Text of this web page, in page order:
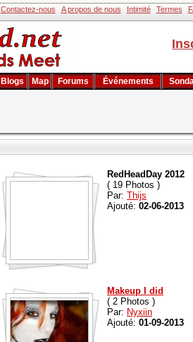
Contactez-nous A propos de nous Intimité Termes
Blogs Map Forums Événements
RedHeadDay 2012
( 19 Photos )
Par: Thijs
Ajouté: 02-06-2013
Makeup I did
( 2 Photos )
Par: Nyxiin
Ajouté: 01-09-2013